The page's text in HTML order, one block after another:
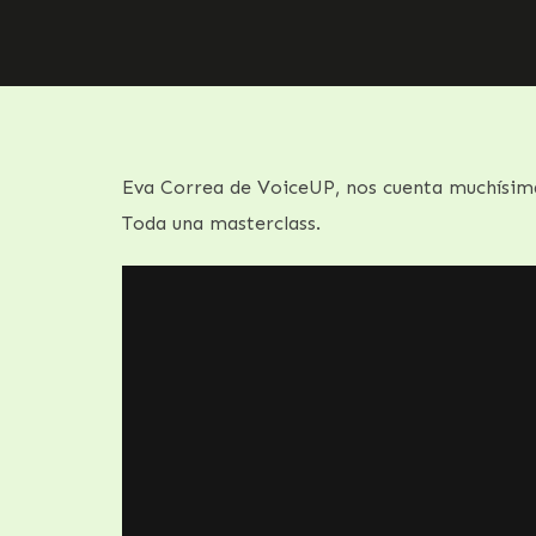
Eva Correa de VoiceUP, nos cuenta
Toda una masterclass.